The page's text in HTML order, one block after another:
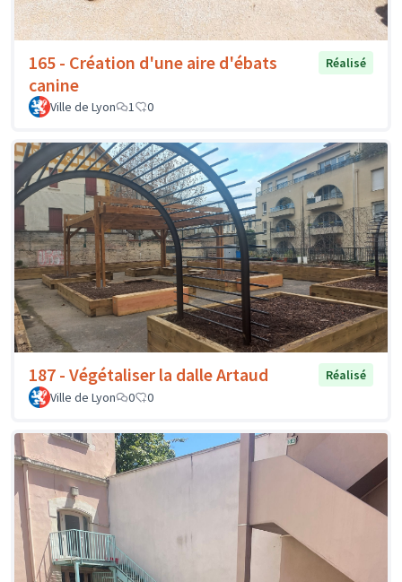
165 - Création d'une aire d'ébats
canine
Réalisé
Ville de Lyon 1 0
187 - Végétaliser la dalle Artaud
Réalisé
Ville de Lyon
0 0